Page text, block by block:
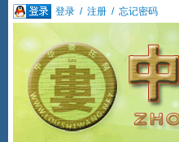
登录/ 注册/ 忘记密码